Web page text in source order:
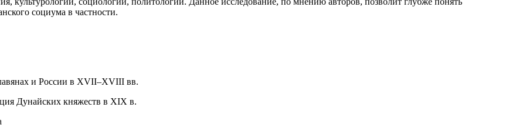
социума в частности.
и России в XVII–XVIII вв.
Дунайских княжеств в XIX в.